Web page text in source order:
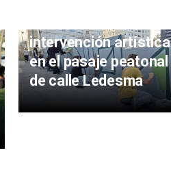
intervención artística
en el pasaje peatonal
de calle Ledesma